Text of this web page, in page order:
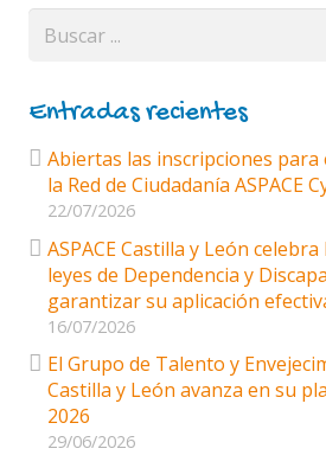
Entradas recientes
Abiertas las inscripciones para
la Red de Ciudadanía ASPACE
22/07/2026
ASPACE Castilla y León
leyes de Dependencia y
garantizar su aplicación
16/07/2026
El Grupo de Talento y
Castilla y León avanza en su
2026
29/06/2026